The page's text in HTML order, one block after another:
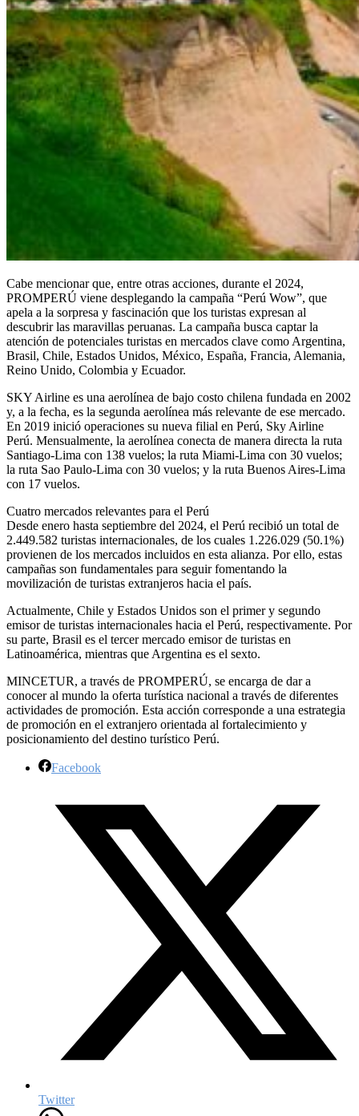
Cabe mencionar que, entre otras acciones, durante el 2024,
PROMPERÚ viene desplegando la campaña “Perú Wow”, que
apela a la sorpresa y fascinación que los turistas expresan al
descubrir las maravillas peruanas. La campaña busca captar la
atención de potenciales turistas en mercados clave como Argentina,
Brasil, Chile, Estados Unidos, México, España, Francia, Alemania,
Reino Unido, Colombia y Ecuador.
SKY Airline es una aerolínea de bajo costo chilena fundada en 2002
y, a la fecha, es la segunda aerolínea más relevante de ese mercado.
En 2019 inició operaciones su nueva filial en Perú, Sky Airline
Perú. Mensualmente, la aerolínea conecta de manera directa la ruta
Santiago-Lima con 138 vuelos; la ruta Miami-Lima con 30 vuelos;
la ruta Sao Paulo-Lima con 30 vuelos; y la ruta Buenos Aires-Lima
con 17 vuelos.
Cuatro mercados relevantes para el Perú
Desde enero hasta septiembre del 2024, el Perú recibió un total de
2.449.582 turistas internacionales, de los cuales 1.226.029 (50.1%)
provienen de los mercados incluidos en esta alianza. Por ello, estas
campañas son fundamentales para seguir fomentando la
movilización de turistas extranjeros hacia el país.
Actualmente, Chile y Estados Unidos son el primer y segundo
emisor de turistas internacionales hacia el Perú, respectivamente. Por
su parte, Brasil es el tercer mercado emisor de turistas en
Latinoamérica, mientras que Argentina es el sexto.
MINCETUR, a través de PROMPERÚ, se encarga de dar a
conocer al mundo la oferta turística nacional a través de diferentes
actividades de promoción. Esta acción corresponde a una estrategia
de promoción en el extranjero orientada al fortalecimiento y
posicionamiento del destino turístico Perú.
Facebook
Twitter